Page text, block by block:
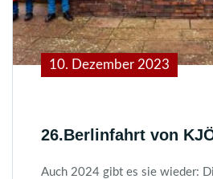
10. Dezember 2023
26.Berlinfahrt von
Auch 2024 gibt es sie wieder: